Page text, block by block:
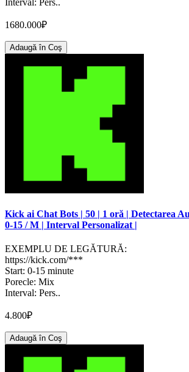
1680.000₽
Adaugă în Coş
Kick ai Chat Bots | 50 | 1 oră | Detectarea
0-15 / M | Interval Personalizat |
EXEMPLU DE LEGĂTURĂ:
https://kick.com/***
Start: 0-15 minute
Porecle: Mix
Interval: Pers..
4.800₽
Adaugă în Coş